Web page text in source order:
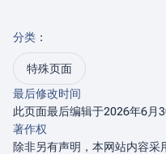
分类 ：​
特殊页面
最后修改时间
此页面最后编辑于2026年6月
著作权
除非另有声明，本网站内容采